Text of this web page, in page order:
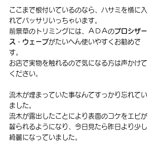
ここまで根付いているのなら、ハサミを横に入
れてバッサリいっちゃいます。
前景草のトリミングには、ＡＤＡのプロシザー
ス・ウェーブがたいへん使いやすくお勧めで
す。
お店で実物を触れるので気になる方は声かけて
ください。
流木が埋まっていた事なんてすっかり忘れてい
ました。
流木が露出したことにより表面のコケをエビが
齧られるようになり、今日見たら昨日より少し
綺麗になっていました。